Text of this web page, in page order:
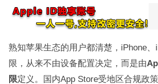
熟知苹果生态的用户都清楚，iPhone、
限，从来不由设备配置决定，而是由
限定义。国内App Store受地区合规政